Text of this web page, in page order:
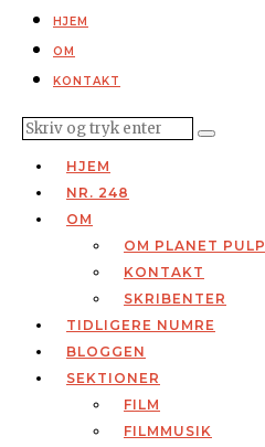
HJEM
OM
KONTAKT
HJEM
NR. 248
OM
OM PLANET PULP
KONTAKT
SKRIBENTER
TIDLIGERE NUMRE
BLOGGEN
SEKTIONER
FILM
FILMMUSIK